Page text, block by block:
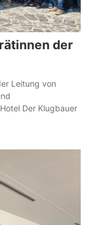
der
Leitung von
Der Klugbauer